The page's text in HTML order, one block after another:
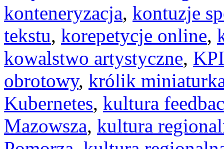
konteneryzacja, kontuzje
tekstu, korepetycje online,
kowalstwo artystyczne, KPI
obrotowy, królik
Kubernetes, kultura
Mazowsza, kultura